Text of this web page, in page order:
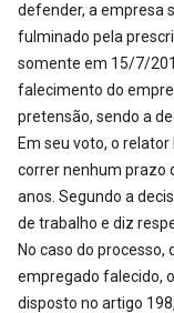
defender, a empresa
fulminado pela
somente em 15/7/
falecimento do
pretensão, sendo a
Em seu voto, o
correr nenhum prazo
anos. Segundo a
de trabalho e diz
No caso do
empregado falecido,
disposto no artigo